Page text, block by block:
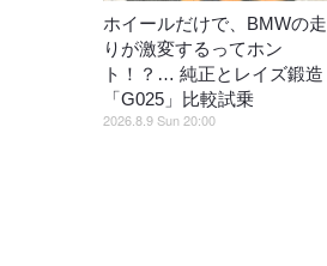
ホイールだけで、BMWの走
りが激変するってホン
ト！？… 純正とレイズ鍛造
「G025」比較試乗
2026.8.9 Sun 20:00